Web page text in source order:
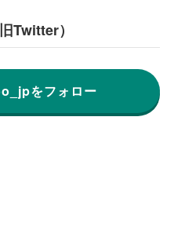
Twitter）
をフォロー